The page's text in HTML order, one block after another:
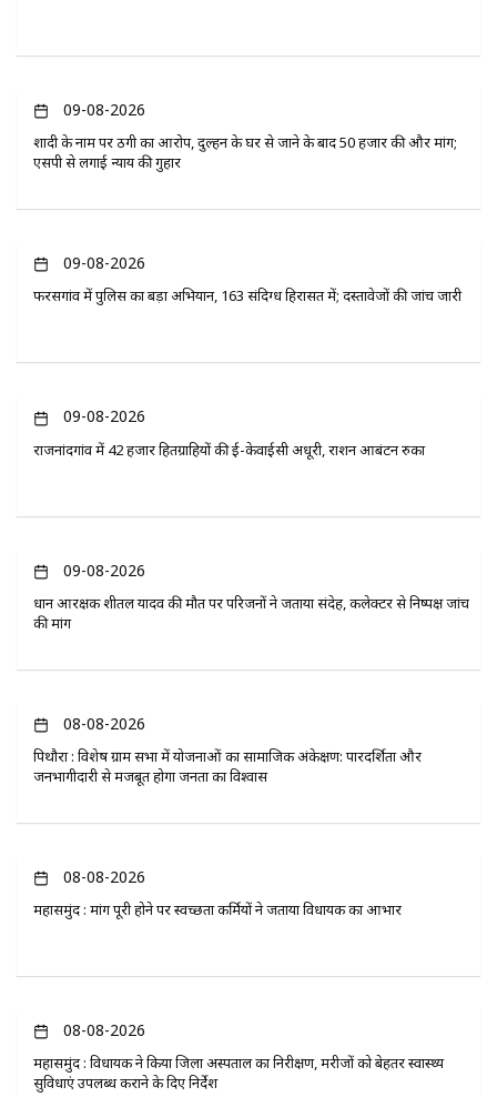
09-08-2026
शादी के नाम पर ठगी का आरोप, दुल्हन के घर से जाने के बाद 50 हजार की और मांग;
एसपी से लगाई न्याय की गुहार
09-08-2026
फरसगांव में पुलिस का बड़ा अभियान, 163 संदिग्ध हिरासत में; दस्तावेजों की जांच जारी
09-08-2026
राजनांदगांव में 42 हजार हितग्राहियों की ई-केवाईसी अधूरी, राशन आबंटन रुका
09-08-2026
प्रधान आरक्षक शीतल यादव की मौत पर परिजनों ने जताया संदेह, कलेक्टर से निष्पक्ष जांच
की मांग
08-08-2026
पिथौरा : विशेष ग्राम सभा में योजनाओं का सामाजिक अंकेक्षण: पारदर्शिता और
जनभागीदारी से मजबूत होगा जनता का विश्वास
08-08-2026
महासमुंद : मांग पूरी होने पर स्वच्छता कर्मियों ने जताया विधायक का आभार
08-08-2026
महासमुंद : विधायक ने किया जिला अस्पताल का निरीक्षण, मरीजों को बेहतर स्वास्थ्य
सुविधाएं उपलब्ध कराने के दिए निर्देश